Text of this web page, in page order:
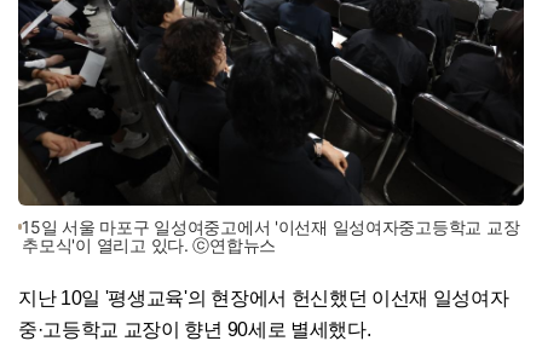
15일 서울 마포구 일성여중고에서 '이선재 일성여자중고등학교 교장
추모식'이 열리고 있다. ⓒ연합뉴스
지난 10일 '평생교육'의 현장에서 헌신했던 이선재 일성여자
중·고등학교 교장이 향년 90세로 별세했다.